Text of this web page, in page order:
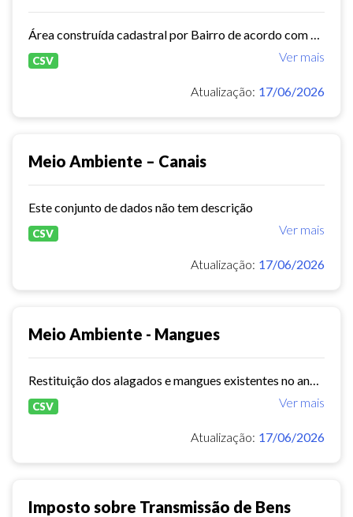
Ver mais
CSV
Atualização: 17/06/2026
Meio Ambiente – Canais
Este conjunto de dados não tem descrição
Ver mais
CSV
Atualização: 17/06/2026
Meio Ambiente - Mangues
Ver mais
CSV
Atualização: 17/06/2026
Imposto sobre Transmissão de Bens